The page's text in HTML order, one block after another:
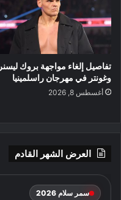
تفاصيل إلغاء مواجهة بروك ليسنر
وغونتر في مهرجان راسلمينيا
أغسطس 8, 2026
العرض الشهر القادم
سمر سلام 2026